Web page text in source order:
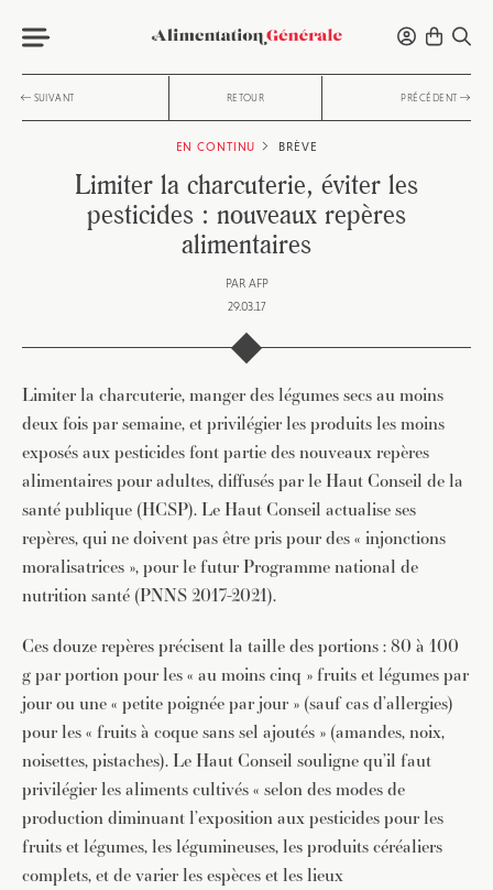
SUIVANT RETOUR PRÉCÉDENT
EN CONTINU BRÈVE
Limiter la charcuterie, éviter les
pesticides : nouveaux repères
alimentaires
PAR AFP
29.03.17
Limiter la charcuterie, manger des légumes secs au moins
deux fois par semaine, et privilégier les produits les moins
exposés aux pesticides font partie des nouveaux repères
alimentaires pour adultes, diffusés par le Haut Conseil de la
santé publique (HCSP). Le Haut Conseil actualise ses
repères, qui ne doivent pas être pris pour des « injonctions
moralisatrices », pour le futur Programme national de
nutrition santé (PNNS 2017-2021).
Ces douze repères précisent la taille des portions : 80 à 100
g par portion pour les « au moins cinq » fruits et légumes par
jour ou une « petite poignée par jour » (sauf cas d’allergies)
pour les « fruits à coque sans sel ajoutés » (amandes, noix,
noisettes, pistaches). Le Haut Conseil souligne qu’il faut
privilégier les aliments cultivés « selon des modes de
production diminuant l’exposition aux pesticides pour les
fruits et légumes, les légumineuses, les produits céréaliers
complets, et de varier les espèces et les lieux